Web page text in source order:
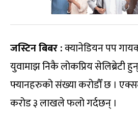
जस्टिन बिबर :क्यानेडियन पप
युवामाझ निकै लोकप्रिय सेलिब्रेटी
फ्यानहरुको संख्या करोडौँ छ ।
करोड ३ लाखले फलो गर्दछन् ।